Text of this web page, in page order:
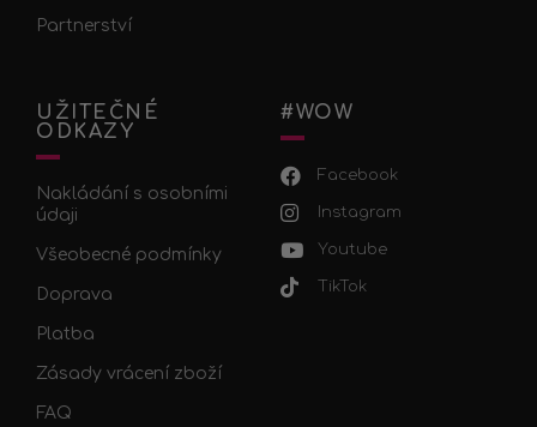
Partnerství
UŽITEČNÉ
ODKAZY
Nakládání s osobními
údaji
Všeobecné podmínky
Doprava
Platba
Zásady vrácení zboží
FAQ
#WOW
Facebook
Instagram
Youtube
TikTok